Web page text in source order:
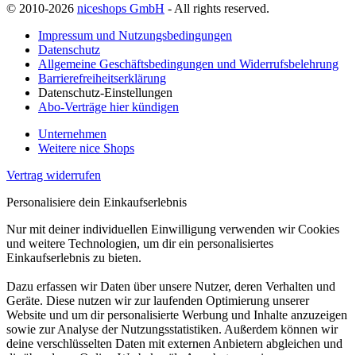
© 2010-2026 niceshops GmbH - All rights reserved.
Impressum und Nutzungsbedingungen
Datenschutz
Allgemeine Geschäftsbedingungen und Widerrufsbelehrung
Barrierefreiheitserklärung
Datenschutz-Einstellungen
Abo-Verträge hier kündigen
Unternehmen
Weitere nice Shops
Vertrag widerrufen
Personalisiere dein Einkaufserlebnis
Nur mit deiner individuellen Einwilligung verwenden wir Cookies
und weitere Technologien, um dir ein personalisiertes
Einkaufserlebnis zu bieten.
Dazu erfassen wir Daten über unsere Nutzer, deren Verhalten und
Geräte. Diese nutzen wir zur laufenden Optimierung unserer
Website und um dir personalisierte Werbung und Inhalte anzuzeigen
sowie zur Analyse der Nutzungsstatistiken. Außerdem können wir
deine verschlüsselten Daten mit externen Anbietern abgleichen und